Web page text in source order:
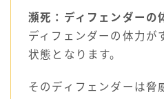
瀕死 ：ディフェンダーの
ディフェンダーの体力が
状態となります。
そのディフェンダーは脅